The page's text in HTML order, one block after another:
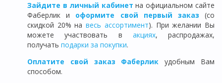
Зайдите в личный кабинет на официальном сайте
Фаберлик и оформите свой первый заказ (со
скидкой 20% навесь ассортимент). При желании Вы
можете участвовать в акциях, распродажах,
получать подарки за покупки.
Оплатите свой заказ Фаберлик удобным Вам
способом.